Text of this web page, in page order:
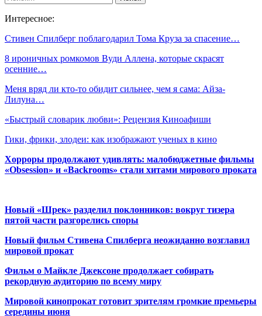
Интересное:
Стивен Спилберг поблагодарил Тома Круза за спасение…
8 ироничных ромкомов Вуди Аллена, которые скрасят
осенние…
Меня вряд ли кто-то обидит сильнее, чем я сама: Айза-
Лилуна…
«Быстрый словарик любви»: Рецензия Киноафиши
Гики, фрики, злодеи: как изображают ученых в кино
Хорроры продолжают удивлять: малобюджетные фильмы
«Obsession» и «Backrooms» стали хитами мирового проката
Новый «Шрек» разделил поклонников: вокруг тизера
пятой части разгорелись споры
Новый фильм Стивена Спилберга неожиданно возглавил
мировой прокат
Фильм о Майкле Джексоне продолжает собирать
рекордную аудиторию по всему миру
Мировой кинопрокат готовит зрителям громкие премьеры
середины июня